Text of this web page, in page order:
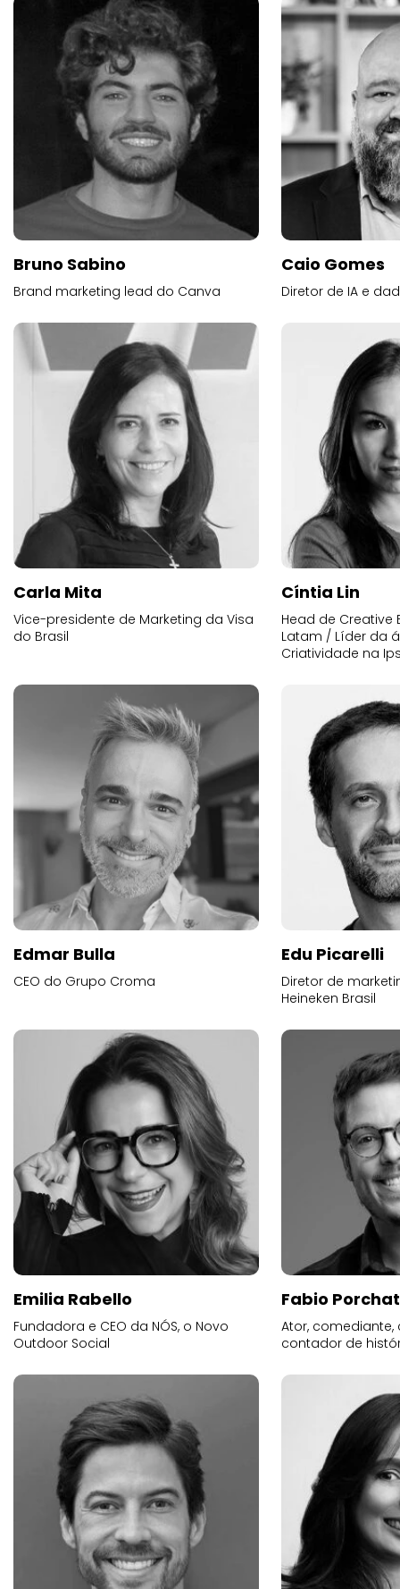
Bruno Sabino
Brand marketing lead do Canva
Caio Gomes
Diretor de IA e
Carla Mita
Vice-presidente de Marketing da Visa
do Brasil
Cíntia Lin
Head de Creative
Latam / Líder da
Criatividade na
Edmar Bulla
CEO do Grupo Croma
Edu Picarelli
Diretor de
Heineken Brasil
Emilia Rabello
Fundadora e CEO da NÓS, o Novo
Outdoor Social
Fabio Porchat
Ator,
contador de